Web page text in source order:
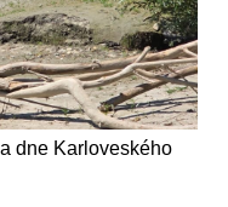
dne Karloveského